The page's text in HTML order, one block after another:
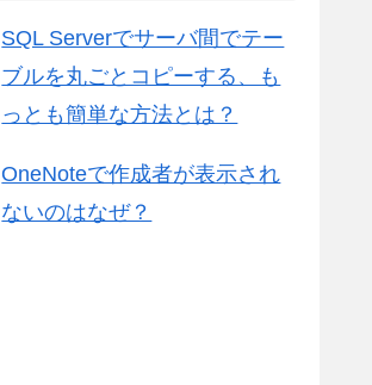
SQL Serverでサーバ間でテー
ブルを丸ごとコピーする、も
っとも簡単な方法とは？
OneNoteで作成者が表示され
ないのはなぜ？